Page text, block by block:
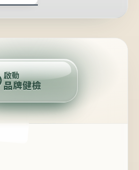
定
位
點
啟動
品牌健檢